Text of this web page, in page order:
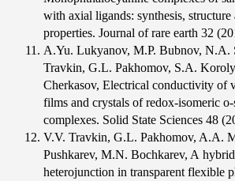
with axial ligands: synthesis,
properties. Journal of rare earth 32
А.Yu. Lukyanov, M.P. Bubnov, N.A.
Travkin, G.L. Pakhomov, S.A.
Cherkasov, Electrical conductivity of
films and crystals of redox-isomeric
complexes. Solid State Sciences 48
V.V. Travkin, G.L. Pakhomov, A.A.
Pushkarev, M.N. Bochkarev, A
heterojunction in transparent flexible